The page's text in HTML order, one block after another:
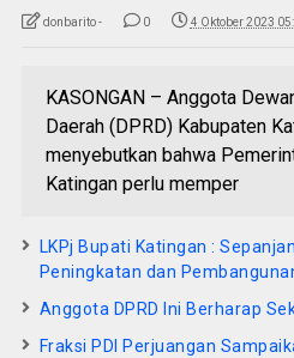
donbarito - 0 4 Oktober 2023
KASONGAN – Anggota
Daerah (DPRD) Kabupaten
menyebutkan bahwa
Katingan perlu memper
LKPj Bupati Katingan :
Peningkatan dan
Anggota DPRD Ini Berharap
Fraksi PDI Perjuangan